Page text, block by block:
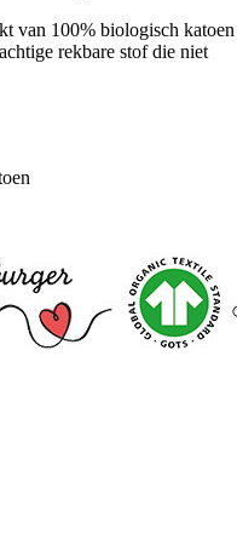
van 100% biologisch katoen
rekbare stof die niet